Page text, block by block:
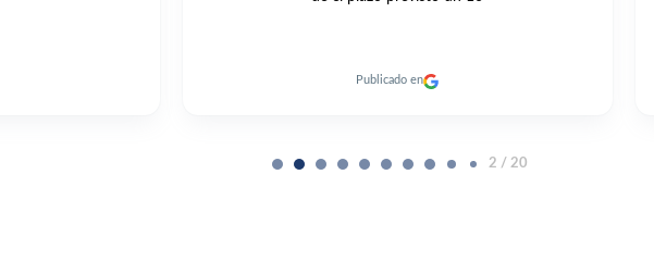
Publicado en
2 / 20